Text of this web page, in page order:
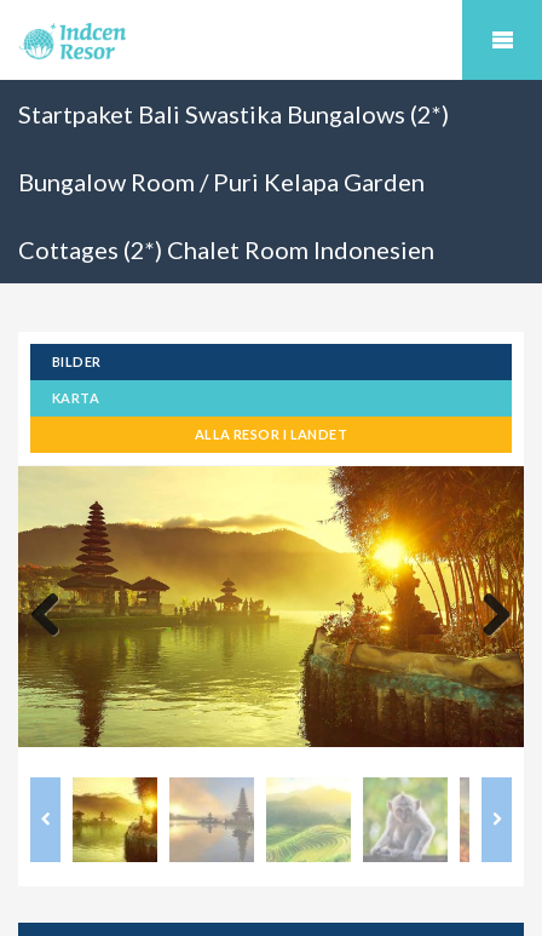
Startpaket Bali Swastika Bungalows (2*)
Bungalow Room / Puri Kelapa Garden
Cottages (2*) Chalet Room Indonesien
BILDER
KARTA
ALLA RESOR I LANDET
Previous Next